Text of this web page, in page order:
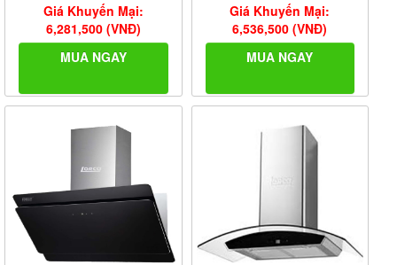
Giá Khuyến Mại:
6,281,500 (VNĐ)
MUA NGAY
Giá Khuyến Mại:
6,536,500 (VNĐ)
MUA NGAY